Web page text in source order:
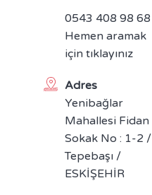
0543 408 98 68
Hemen aramak
için tıklayınız
Adres
Yenibağlar
Mahallesi Fidan
Sokak No : 1-2 /
Tepebaşı /
ESKİŞEHİR